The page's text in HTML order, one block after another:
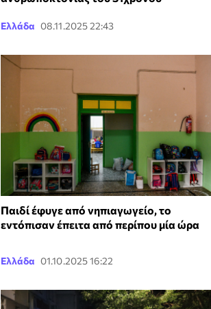
Ελλάδα 08.11.2025 22:43
Παιδί έφυγε από νηπιαγωγείο, το
εντόπισαν έπειτα από περίπου μία ώρα
Ελλάδα 01.10.2025 16:22